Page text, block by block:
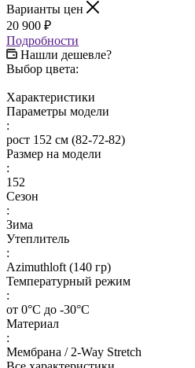
Варианты цен
20 900 ₽
Подробности
Нашли дешевле?
Выбор цвета:
Характеристики
Параметры модели
:
рост 152 см (82-72-82)
Размер на модели
:
152
Сезон
:
Зима
Утеплитель
:
Azimuthloft (140 гр)
Температурный режим
:
от 0°С до -30°С
Материал
:
Мембрана / 2-Way Stretch